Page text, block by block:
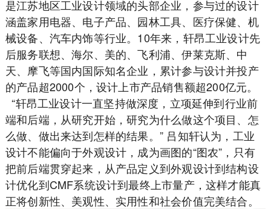
是江苏地区工业设计领域的头部企业，参与过的设计
涵盖家用电器、电子产品、园林工具、医疗保健、机
械设备、汽车内饰等行业。10年来，轩昂工业设计先
后服务联想、海尔、美的、飞利浦、伊莱克斯、中
天、摩飞等国内国际知名企业，累计参与设计并投产
的产品超2000个，设计上市产品销售额超200亿元。
“轩昂工业设计一直坚持做深度，立项延伸到行业前
端和后端，从研究开始，研究为什么做这个项目、怎
么做、做出来达到怎样的结果。” 吕知轩认为，工业
设计不能偏向于外观设计，成为画图的“图农”，只有
把前后端贯穿起来，从产品定义到外观设计到结构设
计优化到CMF系统设计到最终上市量产，这样才能真
正将创新性、美观性、实用性和社会价值完美结合。